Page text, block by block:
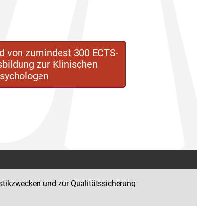
zumindest 300 ECTS-
zur Klinischen
und zur Qualitätssicherung